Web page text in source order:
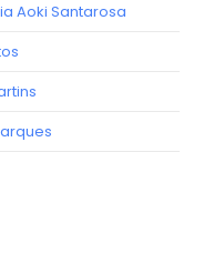
Aoki Santarosa